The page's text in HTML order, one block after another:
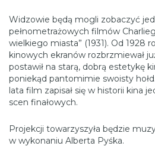
Widzowie będą mogli zobaczyć
pełnometrażowych filmów
wielkiego miasta” (1931). Od 1928
kinowych ekranów rozbrzmiewał
postawił na starą, dobrą estetykę
poniekąd pantomimie swoisty
lata film zapisał się w historii kina
scen finałowych.
Projekcji towarzyszyła będzie
w wykonaniu Alberta Pyśka.